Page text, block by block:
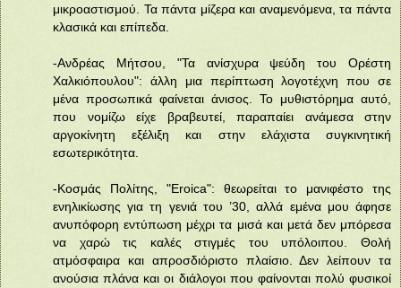
μικροαστισμού. Τα πάντα μίζερα και αναμενόμενα, τα πάντα
κλασικά και επίπεδα.
-Ανδρέας Μήτσου, "Τα ανίσχυρα ψεύδη του Ορέστη
Χαλκιόπουλου": άλλη μια περίπτωση λογοτέχνη που σε
μένα προσωπικά φαίνεται άνισος. Το μυθιστόρημα αυτό,
που νομίζω είχε βραβευτεί, παραπαίει ανάμεσα στην
αργοκίνητη εξέλιξη και στην ελάχιστα συγκινητική
εσωτερικότητα.
-Κοσμάς Πολίτης, "Eroica": θεωρείται το μανιφέστο της
ενηλικίωσης για τη γενιά του ’30, αλλά εμένα μου άφησε
ανυπόφορη εντύπωση μέχρι τα μισά και μετά δεν μπόρεσα
να χαρώ τις καλές στιγμές του υπόλοιπου. Θολή
ατμόσφαιρα και απροσδιόριστο πλαίσιο. Δεν λείπουν τα
ανούσια πλάνα και οι διάλογοι που φαίνονται πολύ φυσικοί